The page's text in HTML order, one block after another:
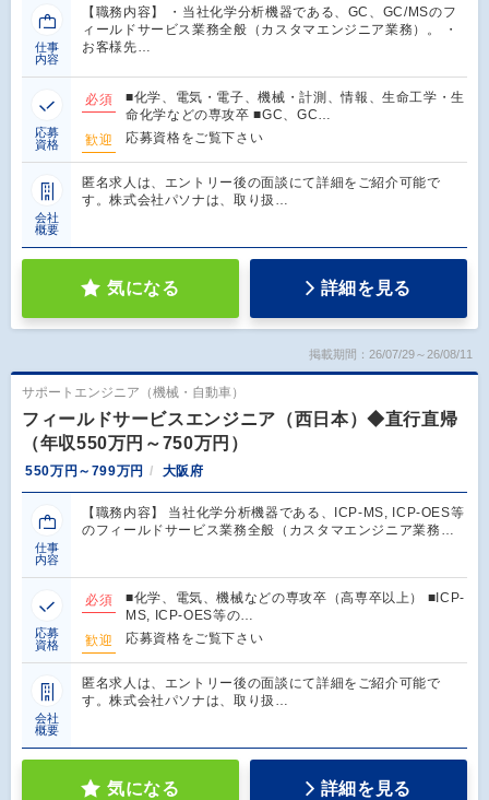
仕事
内容
【職務内容】 ・当社化学分析機器である、GC、GC/MSのフ
ィールドサービス業務全般（カスタマエンジニア業務）。 ・
お客様先…
応募
資格
必須
■化学、電気・電子、機械・計測、情報、生命工学・生
命化学などの専攻卒 ■GC、GC…
歓迎
応募資格をご覧下さい
会社
概要
匿名求人は、エントリー後の面談にて詳細をご紹介可能で
す。株式会社パソナは、取り扱…
気になる 詳細を見る
掲載期間：26/07/29～26/08/11
サポートエンジニア（機械・自動車）
フィールドサービスエンジニア（西日本）◆直行直帰
（年収550万円～750万円）
550万円～799万円 大阪府
仕事
内容
【職務内容】 当社化学分析機器である、ICP-MS, ICP-OES等
のフィールドサービス業務全般（カスタマエンジニア業務…
応募
資格
必須
■化学、電気、機械などの専攻卒（高専卒以上） ■ICP-
MS, ICP-OES等の…
歓迎
応募資格をご覧下さい
会社
概要
匿名求人は、エントリー後の面談にて詳細をご紹介可能で
す。株式会社パソナは、取り扱…
気になる 詳細を見る